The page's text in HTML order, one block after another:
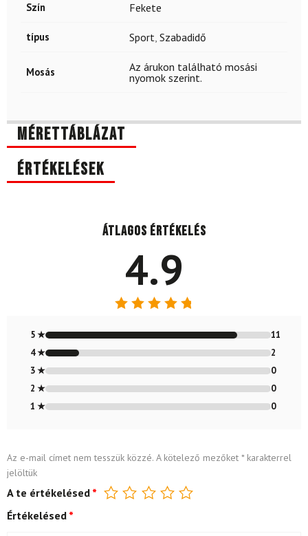
Szín Fekete
típus Sport, Szabadidő
Mosás
Az árukon található mosási
nyomok szerint.
Mérettáblázat
Értékelések
Átlagos értékelés
4.9
4.85/ 5
5 ★
11
4 ★
2
3 ★
0
2 ★
0
1 ★
0
Az e-mail címet nem tesszük közzé. A kötelező mezőket *karakterrel
jelöltük
A te értékelésed *
Értékelésed *